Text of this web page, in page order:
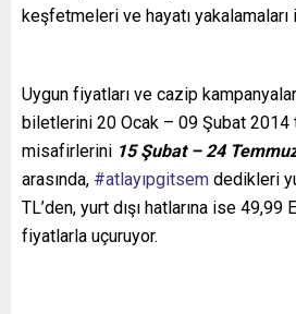
keşfetmeleri ve hayatı
Uygun fiyatları ve cazip
biletlerini 20 Ocak – 09 Şubat 2014
misafirlerini 15 Şubat – 24
arasında, #atlayıpgitsem dedikleri
TL’den, yurt dışı hatlarına ise 49,99
fiyatlarla uçuruyor.